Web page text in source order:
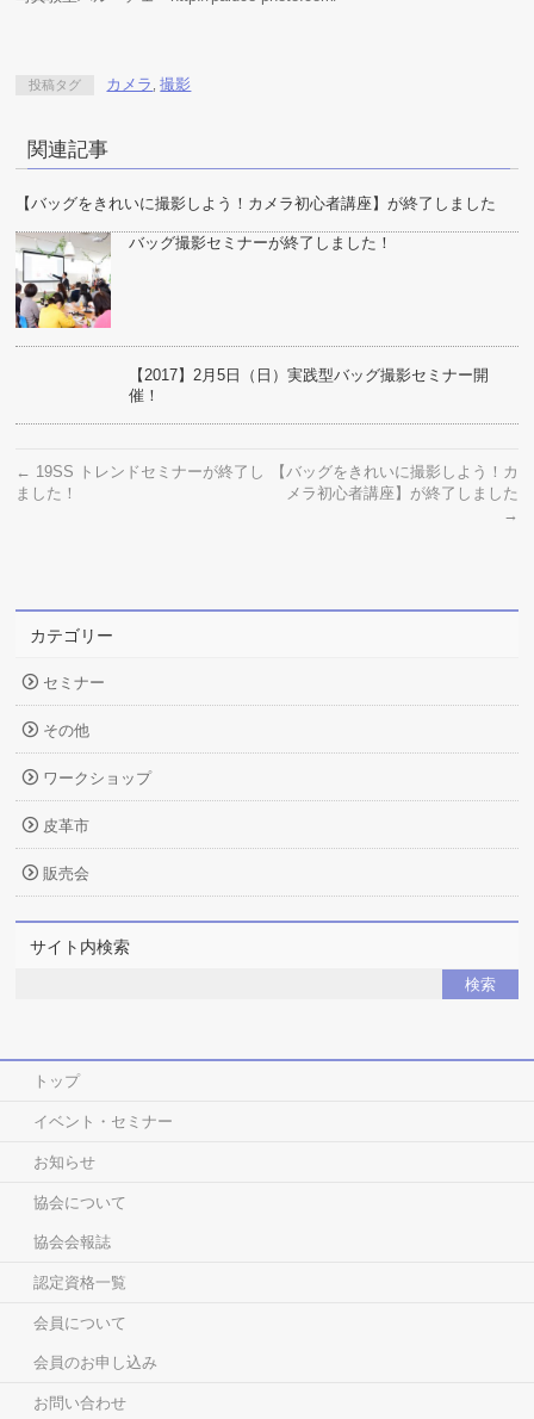
投稿タグ カメラ ,撮影
関連記事
【バッグをきれいに撮影しよう！カメラ初心者講座】が終了しました
バッグ撮影セミナーが終了しました！
【2017】2月5日（日）実践型バッグ撮影セミナー開
催！
← 19SS トレンドセミナーが終了し
ました！
【バッグをきれいに撮影しよう！カ
メラ初心者講座】が終了しました
→
カテゴリー
セミナー
その他
ワークショップ
皮革市
販売会
サイト内検索
トップ
イベント・セミナー
お知らせ
協会について
協会会報誌
認定資格一覧
会員について
会員のお申し込み
お問い合わせ